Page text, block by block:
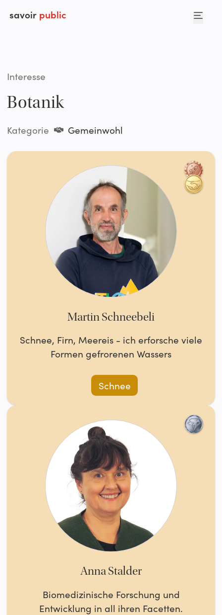
savoir public
Interesse
Botanik
Kategorie Gemeinwohl
Martin Schneebeli
Schnee, Firn, Meereis - ich erforsche viele
Formen gefrorenen Wassers
Schnee
Anna Stalder
Biomedizinische Forschung und
Entwicklung in all ihren Facetten.